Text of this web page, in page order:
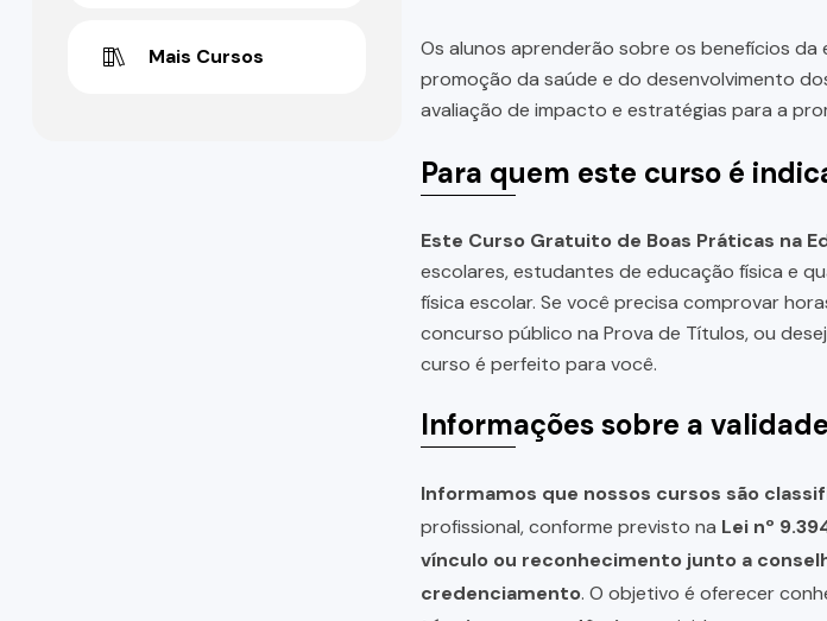
Os alunos aprenderão sobre os benefícios
promoção da saúde e do desenvolvimento
avaliação de impacto e estratégias para a
Para quem este curso é
Este Curso Gratuito de Boas Práticas na
escolares, estudantes de educação física e
física escolar. Se você precisa comprovar
concurso público na Prova de Títulos, ou
curso é perfeito para você.
Informações sobre a
Informamos que nossos cursos são
profissional, conforme previsto na Lei nº
vínculo ou reconhecimento junto a
credenciamento. O objetivo é oferecer
Mais Cursos